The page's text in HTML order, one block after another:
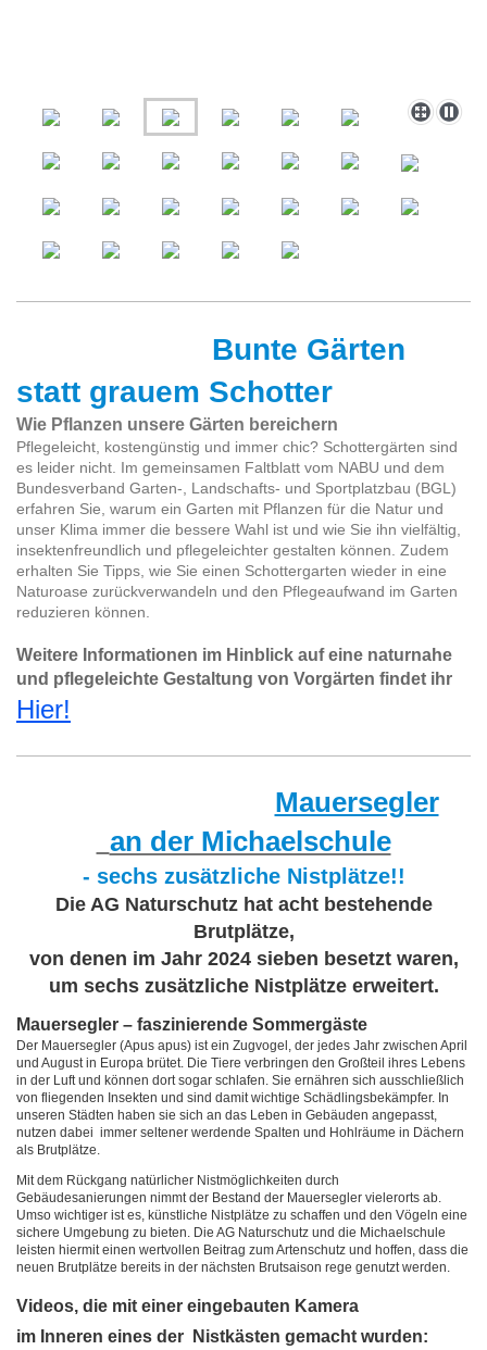
Bunte Gärten
statt grauem Schotter
Wie Pflanzen unsere Gärten bereichern
Pflegeleicht, kostengünstig und immer chic? Schottergärten sind
es leider nicht. Im gemeinsamen Faltblatt vom NABU und dem
Bundesverband Garten-, Landschafts- und Sportplatzbau (BGL)
erfahren Sie, warum ein Garten mit Pflanzen für die Natur und
unser Klima immer die bessere Wahl ist und wie Sie ihn vielfältig,
insektenfreundlich und pflegeleichter gestalten können. Zudem
erhalten Sie Tipps, wie Sie einen Schottergarten wieder in eine
Naturoase zurückverwandeln und den Pflegeaufwand im Garten
reduzieren können.
Weitere Informationen im Hinblick auf eine naturnahe
und pflegeleichte Gestaltung von Vorgärten findet ihr
Hier!
Mauersegler
an der Michaelschule
- sechs zusätzliche Nistplätze!!
Die AG Naturschutz hat acht bestehende
Brutplätze,
von denen im Jahr 2024 sieben besetzt waren,
um sechs zusätzliche Nistplätze erweitert.
Mauersegler – faszinierende Sommergäste
Der Mauersegler (Apus apus) ist ein Zugvogel, der jedes Jahr zwischen April
und August in Europa brütet. Die Tiere verbringen den Großteil ihres Lebens
in der Luft und können dort sogar schlafen. Sie ernähren sich ausschließlich
von fliegenden Insekten und sind damit wichtige Schädlingsbekämpfer. In
unseren Städten haben sie sich an das Leben in Gebäuden angepasst,
nutzen dabei immer seltener werdende Spalten und Hohlräume in Dächern
als Brutplätze.
Mit dem Rückgang natürlicher Nistmöglichkeiten durch
Gebäudesanierungen nimmt der Bestand der Mauersegler vielerorts ab.
Umso wichtiger ist es, künstliche Nistplätze zu schaffen und den Vögeln eine
sichere Umgebung zu bieten. Die AG Naturschutz und die Michaelschule
leisten hiermit einen wertvollen Beitrag zum Artenschutz und hoffen, dass die
neuen Brutplätze bereits in der nächsten Brutsaison rege genutzt werden.
Videos, die mit einer eingebauten Kamera
im Inneren eines der Nistkästen gemacht wurden: